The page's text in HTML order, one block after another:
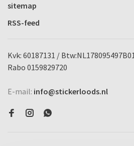
sitemap
RSS-feed
Kvk: 60187131 /
Rabo 0159829720
E-mail: info@stickerloods.nl